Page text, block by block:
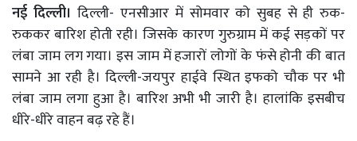
नई दिल्ली। दिल्ली- एनसीआर में सोमवार को सुबह से ही रुक-
रुककर बारिश होती रही। जिसके कारण गुरुग्राम में कई सड़कों पर
लंबा जाम लग गया। इस जाम में हजारों लोगों के फंसे होनी की बात
सामने आ रही है। दिल्ली-जयपुर हाईवे स्थित इफको चौक पर भी
लंबा जाम लगा हुआ है। बारिश अभी भी जारी है। हालांकि इसबीच
धीरे-धीरे वाहन बढ़ रहे हैं।